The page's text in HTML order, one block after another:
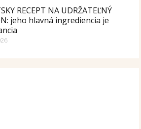
RECEPT NA UDRŽATEĽNÝ
jeho hlavná ingrediencia je